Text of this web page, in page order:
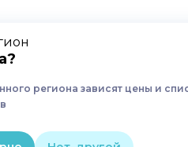
?
региона зависят цены и